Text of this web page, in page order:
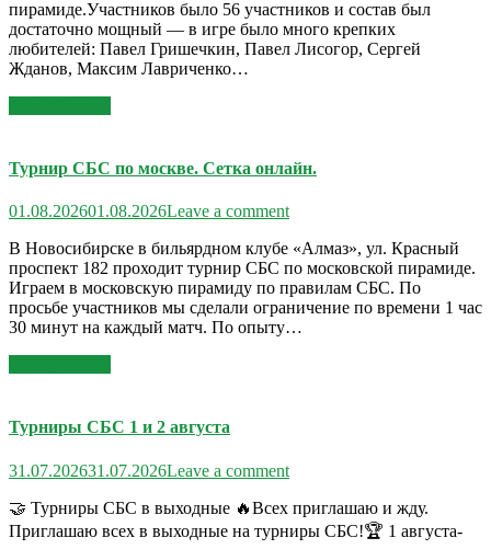
пирамиде.Участников было 56 участников и состав был
достаточно мощный — в игре было много крепких
любителей: Павел Гришечкин, Павел Лисогор, Сергей
Жданов, Максим Лавриченко…
Турнир СБС по москве. Сетка онлайн.
01.08.202601.08.2026Leave a comment
В Новосибирске в бильярдном клубе «Алмаз», ул. Красный
проспект 182 проходит турнир СБС по московской пирамиде.
Играем в московскую пирамиду по правилам СБС. По
просьбе участников мы сделали ограничение по времени 1 час
30 минут на каждый матч. По опыту…
Турниры СБС 1 и 2 августа
31.07.202631.07.2026Leave a comment
🤝 Турниры СБС в выходные 🔥Всех приглашаю и жду.
Приглашаю всех в выходные на турниры СБС!🏆 1 августа-